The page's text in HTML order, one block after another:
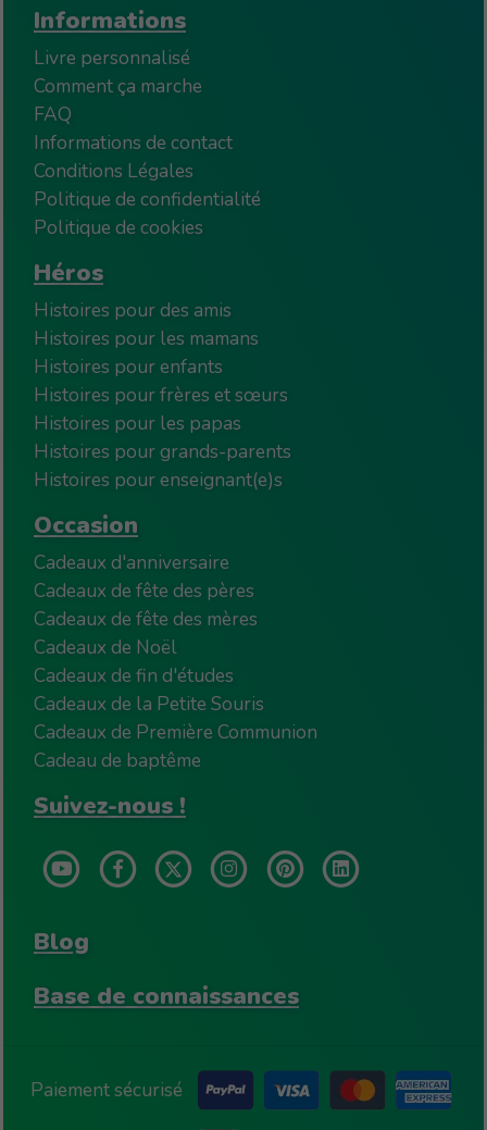
Informations
Livre personnalisé
Comment ça marche
FAQ
Informations de contact
Conditions Légales
Politique de confidentialité
Politique de cookies
Héros
Histoires pour des amis
Histoires pour les mamans
Histoires pour enfants
Histoires pour frères et sœurs
Histoires pour les papas
Histoires pour grands-parents
Histoires pour enseignant(e)s
Occasion
Cadeaux d'anniversaire
Cadeaux de fête des pères
Cadeaux de fête des mères
Cadeaux de Noël
Cadeaux de fin d'études
Cadeaux de la Petite Souris
Cadeaux de Première Communion
Cadeau de baptême
Suivez-nous !
Blog
Base de connaissances
Paiement sécurisé